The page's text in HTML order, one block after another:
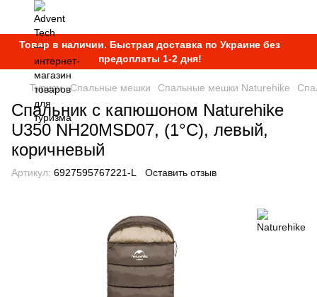
Товар в наличии. Быстрая доставка по Украине без
предоплаты 1-2 дня!
Туризм Спальные мешки Спальные мешки Naturehike
Спальник с капюшоном Naturehike
U350 NH20MSD07, (1°C), левый,
коричневый
Артикул: 6927595767221-L Оставить отзыв